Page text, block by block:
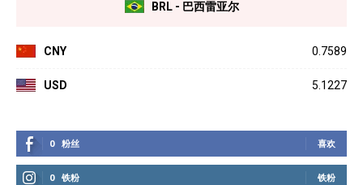
BRL - 巴西雷亚尔
CNY 0.7589
USD 5.1227
0 粉丝 喜欢
0 铁粉 铁粉